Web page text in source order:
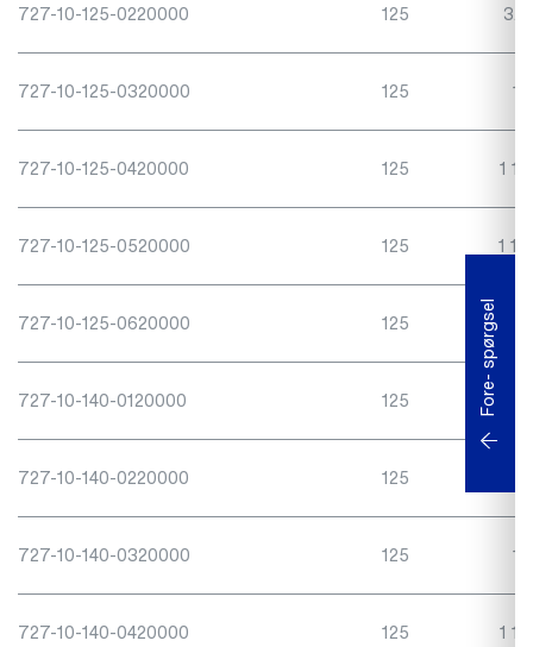
727-10-125-0220000 125 3/
727-10-125-0320000 125 1"
727-10-125-0420000 125 1 1/
727-10-125-0520000 125 1 1/
727-10-125-0620000 125
727-10-140-0120000 125
727-10-140-0220000 125
727-10-140-0320000 125 1"
727-10-140-0420000 125 1 1/
Fore- spørgsel